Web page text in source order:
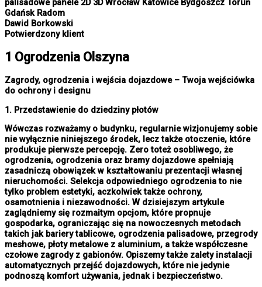
Dawid Borkowski
Potwierdzony klient
1 Ogrodzenia Olszyna
Zagrody, ogrodzenia i wejścia dojazdowe – Twoja wejściówka
do ochrony i designu
1. Przedstawienie do dziedziny płotów
Wówczas rozważamy o budynku, regularnie wizjonujemy sobie
nie wyłącznie niniejszego środek, lecz także otoczenie, które
produkuje pierwsze percepcję. Zero toteż osobliwego, że
ogrodzenia, ogrodzenia oraz bramy dojazdowe spełniają
zasadniczą obowiązek w kształtowaniu prezentacji własnej
nieruchomości. Selekcja odpowiedniego ogrodzenia to nie
tylko problem estetyki, aczkolwiek także ochrony,
osamotnienia i niezawodności. W dzisiejszym artykule
zaglądniemy się rozmaitym opcjom, które propnuje
gospodarka, ograniczając się na nowoczesnych metodach
takich jak bariery tablicowe, ogrodzenia palisadowe, przegrody
meshowe, płoty metalowe z aluminium, a także współczesne
czołowe zagrody z gabionów. Opiszemy także zalety instalacji
automatycznych przejść dojazdowych, które nie jedynie
podnoszą komfort używania, jednak i bezpieczeństwo.